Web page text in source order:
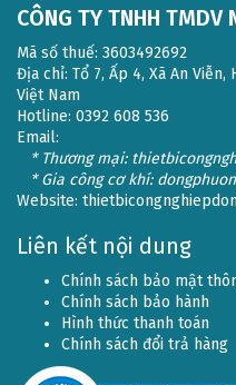
CÔNG TY TNHH TMDV
Mã số thuế: 3603492692
Địa chỉ: Tổ 7, Ấp 4, Xã An
Việt Nam
Hotline: 0392 608 536
Email:
* Thương mại:
* Gia công cơ khí:
Website:
Liên kết nội dung
Chính sách bảo mật
Chính sách bảo hành
Hình thức thanh toán
Chính sách đổi trả hàng